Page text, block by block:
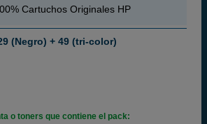
Cartuchos Originales HP
(Negro) + 49 (tri-color)
o toners que contiene el pack: